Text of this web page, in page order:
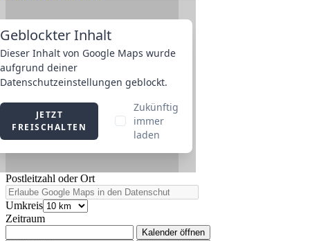
Postleitzahl oder Ort
Umkreis
Zeitraum
Kalender öffnen